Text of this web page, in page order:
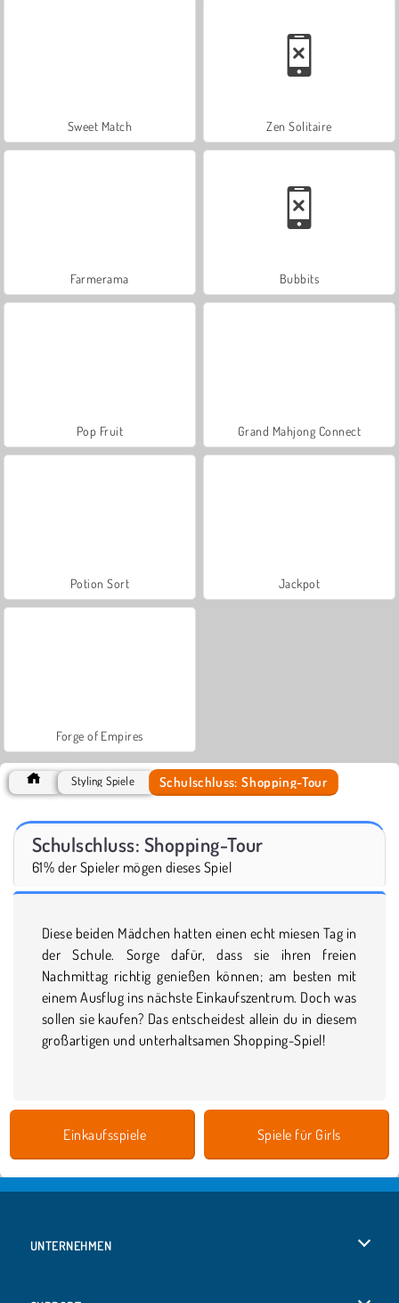
Sweet Match Zen Solitaire
Farmerama Bubbits
Pop Fruit Grand Mahjong Connect
Potion Sort Jackpot
Forge of Empires
Styling Spiele Schulschluss: Shopping-Tour
Schulschluss: Shopping-Tour
61% der Spieler mögen dieses Spiel
Diese beiden Mädchen hatten einen echt miesen Tag in
der Schule. Sorge dafür, dass sie ihren freien
Nachmittag richtig genießen können; am besten mit
einem Ausflug ins nächste Einkaufszentrum. Doch was
sollen sie kaufen? Das entscheidest allein du in diesem
großartigen und unterhaltsamen Shopping-Spiel!
Einkaufsspiele Spiele für Girls
UNTERNEHMEN